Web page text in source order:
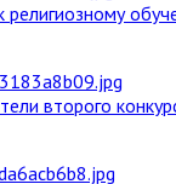
религиозному
второго